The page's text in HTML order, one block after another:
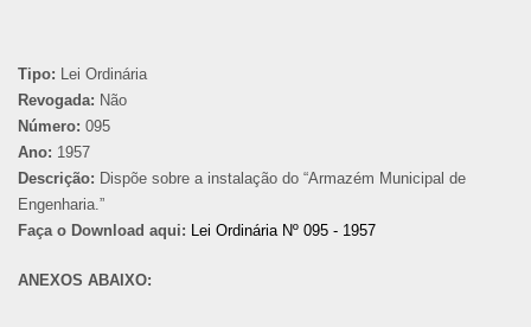
Tipo: Lei Ordinária
Revogada: Não
Número: 095
Ano: 1957
Descrição: Dispõe sobre a instalação do “Armazém Municipal de
Engenharia.”
Faça o Download aqui: Lei Ordinária Nº 095 - 1957
ANEXOS ABAIXO: